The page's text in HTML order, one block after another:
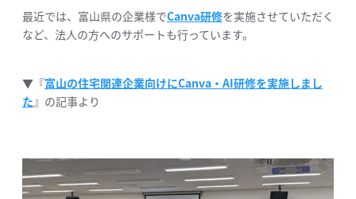
最近では、富山県の企業様でCanva研修を実施させていただく
など、法人の方へのサポートも行っています。
▼『富山の住宅関連企業向けにCanva・AI研修を実施しまし
た』の記事より